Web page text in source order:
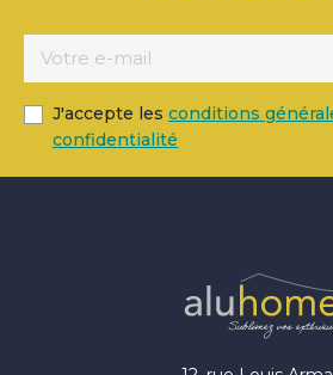
J'accepte les conditions
confidentialité